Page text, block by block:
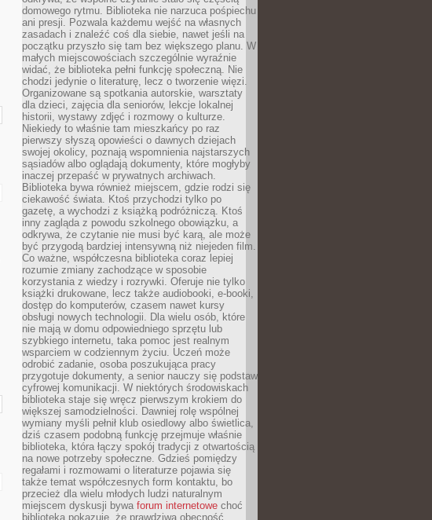
domowego rytmu. Biblioteka nie narzuca pośpiechu
ani presji. Pozwala każdemu wejść na własnych
zasadach i znaleźć coś dla siebie, nawet jeśli na
początku przyszło się tam bez większego planu. W
małych miejscowościach szczególnie wyraźnie
widać, że biblioteka pełni funkcję społeczną. Nie
chodzi jedynie o literaturę, lecz o tworzenie więzi.
Organizowane są spotkania autorskie, warsztaty
dla dzieci, zajęcia dla seniorów, lekcje lokalnej
historii, wystawy zdjęć i rozmowy o kulturze.
Niekiedy to właśnie tam mieszkańcy po raz
pierwszy słyszą opowieści o dawnych dziejach
swojej okolicy, poznają wspomnienia najstarszych
sąsiadów albo oglądają dokumenty, które mogłyby
inaczej przepaść w prywatnych archiwach.
Biblioteka bywa również miejscem, gdzie rodzi się
ciekawość świata. Ktoś przychodzi tylko po
gazetę, a wychodzi z książką podróżniczą. Ktoś
inny zagląda z powodu szkolnego obowiązku, a
odkrywa, że czytanie nie musi być karą, ale może
być przygodą bardziej intensywną niż niejeden film.
Co ważne, współczesna biblioteka coraz lepiej
rozumie zmiany zachodzące w sposobie
korzystania z wiedzy i rozrywki. Oferuje nie tylko
książki drukowane, lecz także audiobooki, e-booki,
dostęp do komputerów, czasem nawet kursy
obsługi nowych technologii. Dla wielu osób, które
nie mają w domu odpowiedniego sprzętu lub
szybkiego internetu, taka pomoc jest realnym
wsparciem w codziennym życiu. Uczeń może
odrobić zadanie, osoba poszukująca pracy
przygotuje dokumenty, a senior nauczy się podstaw
cyfrowej komunikacji. W niektórych środowiskach
biblioteka staje się wręcz pierwszym krokiem do
większej samodzielności. Dawniej rolę wspólnej
wymiany myśli pełnił klub osiedlowy albo świetlica,
dziś czasem podobną funkcję przejmuje właśnie
biblioteka, która łączy spokój tradycji z otwartością
na nowe potrzeby społeczne. Gdzieś pomiędzy
regałami i rozmowami o literaturze pojawia się
także temat współczesnych form kontaktu, bo
przecież dla wielu młodych ludzi naturalnym
miejscem dyskusji bywa forum internetowe choć
biblioteka pokazuje, że prawdziwa obecność